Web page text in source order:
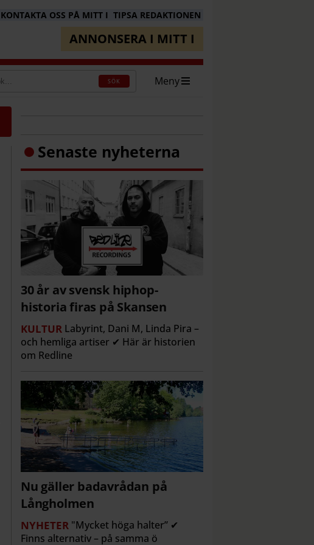
KONTAKTA OSS PÅ MITT I TIPSA REDAKTIONEN
ANNONSERA I MITT I
SÖK Meny
Senaste nyheterna
30 år av svensk hiphop-
historia firas på Skansen
KULTUR Labyrint, Dani M, Linda Pira –
och hemliga artiser ✔ Här är historien
om Redline
Nu gäller badavrådan på
Långholmen
NYHETER "Mycket höga halter” ✔
Finns alternativ – på samma ö